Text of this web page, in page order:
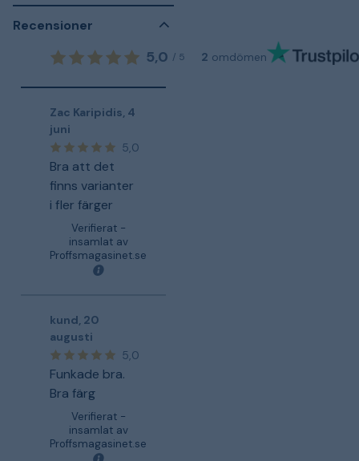
Recensioner
5,0 / 5 2 omdömen
Zac Karipidis, 4
juni
5,0
Bra att det
finns varianter
i fler färger
Verifierat -
insamlat av
Proffsmagasinet.se
kund, 20
augusti
5,0
Funkade bra.
Bra färg
Verifierat -
insamlat av
Proffsmagasinet.se